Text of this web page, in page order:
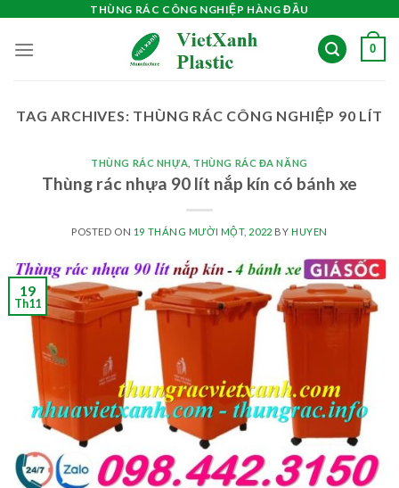
content
THÙNG RÁC CÔNG NGHIỆP HÀNG ĐẦU
0
TAG ARCHIVES: THÙNG RÁC CÔNG NGHIỆP 90 LÍT
THÙNG RÁC NHỰA THÙNG RÁC ĐA NĂNG
Thùng rác nhựa 90 lít nắp kín có bánh xe
POSTED ON 19 THÁNG MƯỜI MỘT, 2022 BY HUYEN
19
Th11